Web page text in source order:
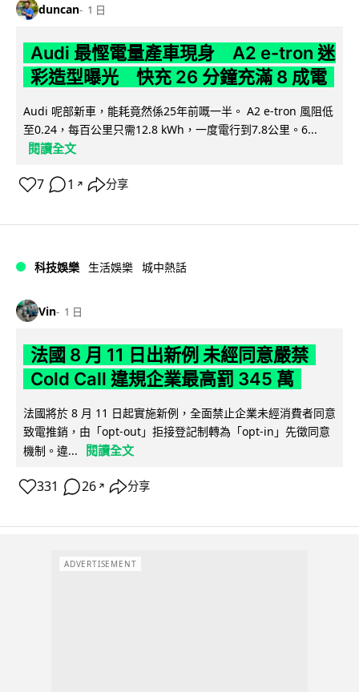
duncan 1 日
Audi 最慳電量產車現身 A2 e-tron 迷
彩造型曝光 快充 26 分鐘充滿 8 成電
Audi 呢部新車，能耗竟然係25年前嘅一半。 A2 e-tron 風阻低
至0.24，每百公里只需12.8 kWh，一度電行到7.8公里。6...
閱讀全文
7 1 ↗ 分享
科技娛樂 生活娛樂 城中熱話
Vin 1 日
法國 8 月 11 日出新例 未經同意嚴禁
Cold Call 違規企業最高罰 345 萬
法國將於 8 月 11 日起實施新例，全面禁止企業未經消費者同意
致電推銷，由「opt-out」拒接登記制轉為「opt-in」先徵同意
機制。違...
閱讀全文
331 26 ↗ 分享
ADVERTISEMENT